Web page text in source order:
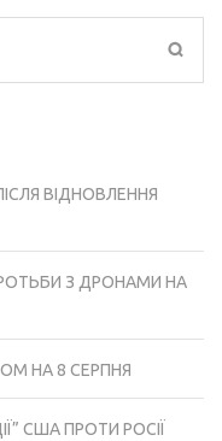
ВІДНОВЛЕННЯ
З ДРОНАМИ НА
НА 8 СЕРПНЯ
США ПРОТИ РОСІЇ